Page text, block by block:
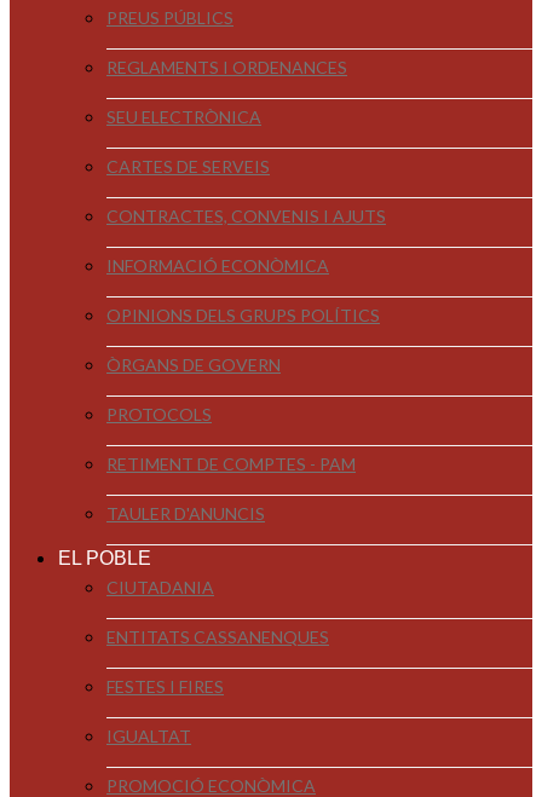
PREUS PÚBLICS
REGLAMENTS I ORDENANCES
SEU ELECTRÒNICA
CARTES DE SERVEIS
CONTRACTES, CONVENIS I AJUTS
INFORMACIÓ ECONÒMICA
OPINIONS DELS GRUPS POLÍTICS
ÒRGANS DE GOVERN
PROTOCOLS
RETIMENT DE COMPTES - PAM
TAULER D'ANUNCIS
EL POBLE
CIUTADANIA
ENTITATS CASSANENQUES
FESTES I FIRES
IGUALTAT
PROMOCIÓ ECONÒMICA